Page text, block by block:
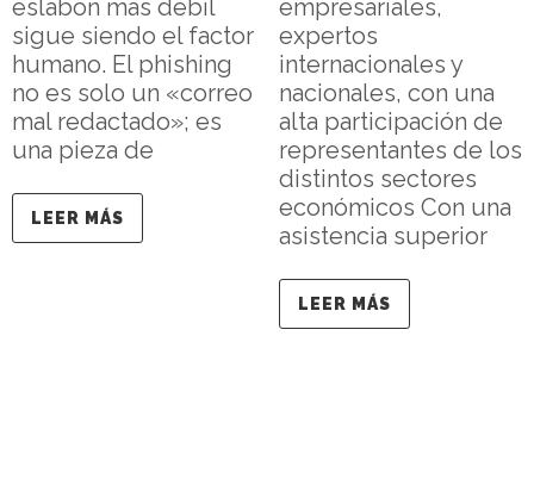
eslabón más débil
sigue siendo el factor
humano. El phishing
no es solo un «correo
mal redactado»; es
una pieza de
LEER MÁS
empresariales,
expertos
internacionales y
nacionales, con una
alta participación de
representantes de los
distintos sectores
económicos Con una
asistencia superior
LEER MÁS